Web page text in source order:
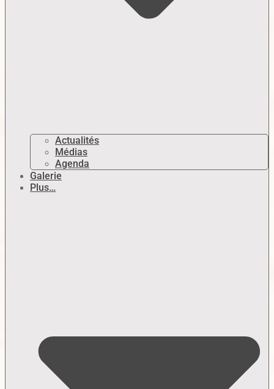
Actualités
Médias
Agenda
Galerie
Plus…